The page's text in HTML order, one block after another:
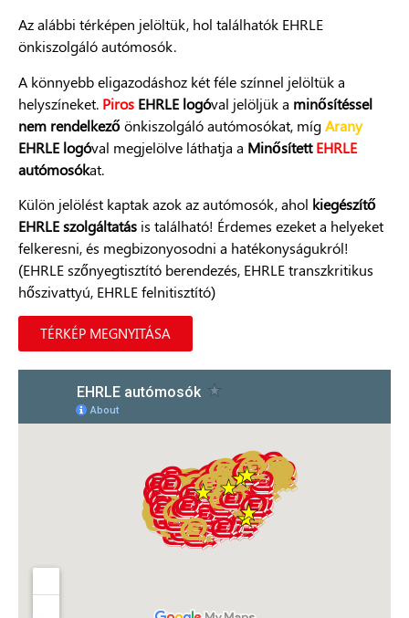
Az alábbi térképen jelöltük, hol találhatók EHRLE
önkiszolgáló autómosók.
A könnyebb eligazodáshoz két féle színnel jelöltük a
helyszíneket. Piros EHRLE logóval jelöljük a minősítéssel
nem rendelkezőönkiszolgáló autómosókat, mígArany
EHRLE logóval megjelölve láthatja a Minősített EHRLE
autómosókat.
Külön jelölést kaptak azok az autómosók, ahol kiegészítő
EHRLE szolgáltatás is található! Érdemes ezeket a helyeket
felkeresni, és megbizonyosodni a hatékonyságukról!
(EHRLE szőnyegtisztító berendezés, EHRLE transzkritikus
hőszivattyú, EHRLE felnitisztító)
TÉRKÉP MEGNYITÁSA